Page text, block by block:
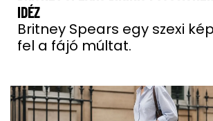
IDÉZ
Britney Spears egy szexi
fel a fájó múltat.